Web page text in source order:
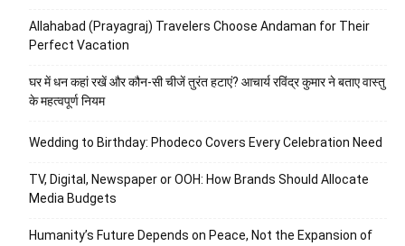
Allahabad (Prayagraj) Travelers Choose Andaman for Their
Perfect Vacation
घर में धन कहां रखें और कौन-सी चीजें तुरंत हटाएं? आचार्य रविंद्र कुमार ने बताए वास्तु
के महत्वपूर्ण नियम
Wedding to Birthday: Phodeco Covers Every Celebration Need
TV, Digital, Newspaper or OOH: How Brands Should Allocate
Media Budgets
Humanity’s Future Depends on Peace, Not the Expansion of